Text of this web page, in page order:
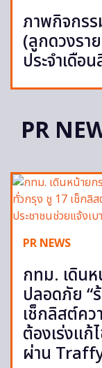
ภาพกิจกร
(ลูกดวงร
ประจำเดือ
PR
PR NEWS
กทม. เดิน
ปลอดภัย “
เช็กลิสต์ค
ต้องเร่งแก้
ผ่าน